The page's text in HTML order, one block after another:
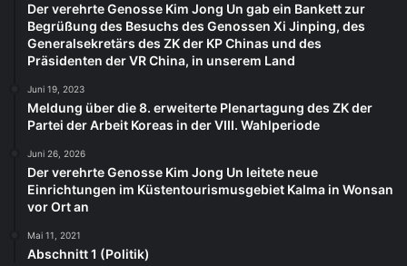
Der verehrte Genosse Kim Jong Un gab ein Bankett zur
Begrüßung des Besuchs des Genossen Xi Jinping, des
Generalsekretärs des ZK der KP Chinas und des
Präsidenten der VR China, in unserem Land
Juni 19, 2023
Meldung über die 8. erweiterte Plenartagung des ZK der
Partei der Arbeit Koreas in der VIII. Wahlperiode
Juni 26, 2026
Der verehrte Genosse Kim Jong Un leitete neue
Einrichtungen im Küstentourismusgebiet Kalma in Wonsan
vor Ort an
Mai 11, 2021
Abschnitt 1 (Politik)